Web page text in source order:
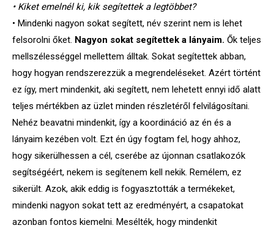
• Kiket emelnél ki, kik segítettek a legtöbbet?
• Mindenki nagyon sokat segített, név szerint nem is lehet
felsorolni őket. Nagyon sokat segítettek a lányaim. Ők teljes
mellszélességgel mellettem álltak. Sokat segítettek abban,
hogy hogyan rendszerezzük a megrendeléseket. Azért történt
ez így, mert mindenkit, aki segített, nem lehetett ennyi idő alatt
teljes mértékben az üzlet minden részletéről felvilágosítani.
Nehéz beavatni mindenkit, így a koordináció az én és a
lányaim kezében volt. Ezt én úgy fogtam fel, hogy ahhoz,
hogy sikerülhessen a cél, cserébe az újonnan csatlakozók
segítségéért, nekem is segítenem kell nekik. Remélem, ez
sikerült. Azok, akik eddig is fogyasztották a termékeket,
mindenki nagyon sokat tett az eredményért, a csapatokat
azonban fontos kiemelni. Mesélték, hogy mindenkit